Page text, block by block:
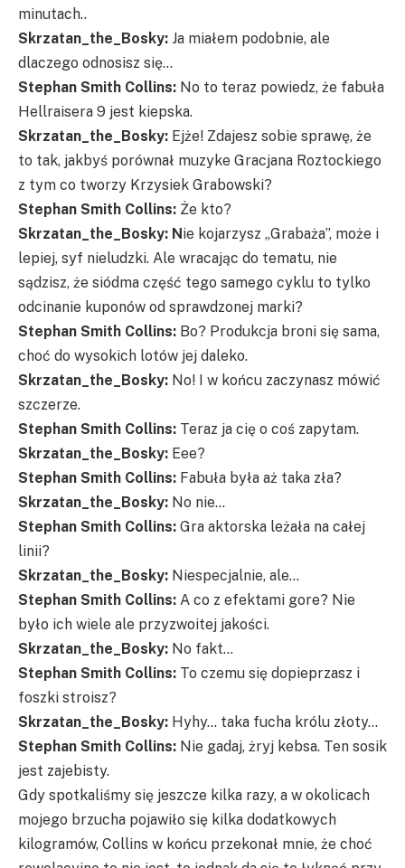
minutach..
Skrzatan_the_Bosky: Ja miałem podobnie, ale
dlaczego odnosisz się…
Stephan Smith Collins: No to teraz powiedz, że fabuła
Hellraisera 9 jest kiepska.
Skrzatan_the_Bosky: Ejże! Zdajesz sobie sprawę, że
to tak, jakbyś porównał muzyke Gracjana Roztockiego
z tym co tworzy Krzysiek Grabowski?
Stephan Smith Collins: Że kto?
Skrzatan_the_Bosky: N ie kojarzysz „Grabaża”, może i
lepiej, syf nieludzki. Ale wracając do tematu, nie
sądzisz, że siódma część tego samego cyklu to tylko
odcinanie kuponów od sprawdzonej marki?
Stephan Smith Collins: Bo? Produkcja broni się sama,
choć do wysokich lotów jej daleko.
Skrzatan_the_Bosky: No! I w końcu zaczynasz mówić
szczerze.
Stephan Smith Collins: Teraz ja cię o coś zapytam.
Skrzatan_the_Bosky: Eee?
Stephan Smith Collins: Fabuła była aż taka zła?
Skrzatan_the_Bosky: No nie…
Stephan Smith Collins: Gra aktorska leżała na całej
linii?
Skrzatan_the_Bosky: Niespecjalnie, ale…
Stephan Smith Collins: A co z efektami gore? Nie
było ich wiele ale przyzwoitej jakości.
Skrzatan_the_Bosky: No fakt…
Stephan Smith Collins: To czemu się dopieprzasz i
foszki stroisz?
Skrzatan_the_Bosky: Hyhy… taka fucha królu złoty…
Stephan Smith Collins: Nie gadaj, żryj kebsa. Ten sosik
jest zajebisty.
Gdy spotkaliśmy się jeszcze kilka razy, a w okolicach
mojego brzucha pojawiło się kilka dodatkowych
kilogramów, Collins w końcu przekonał mnie, że choć